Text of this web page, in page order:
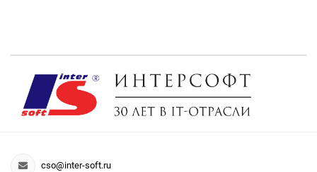
cso@inter-soft.ru